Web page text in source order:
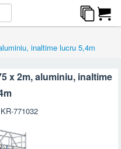
inaltime lucru 5,4m
x 2m, aluminiu, inaltime
KR-771032